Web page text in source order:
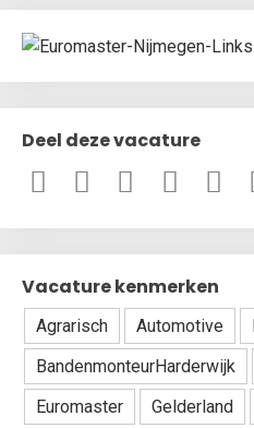
Deel deze vacature
Vacature kenmerken
Agrarisch Automotive
BandenmonteurHarderwijk
Euromaster
Gelderland